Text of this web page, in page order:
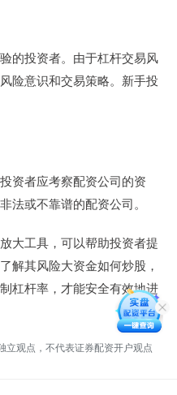
的投资者。由于杠杆交易风
险意识和交易策略。新手投
资者应考察配资公司的资
法或不靠谱的配资公司。
大工具，可以帮助投资者提
解其风险大资金如何炒股，
杠杆率，才能安全有效地进
立观点，不代表证券配资开户观点